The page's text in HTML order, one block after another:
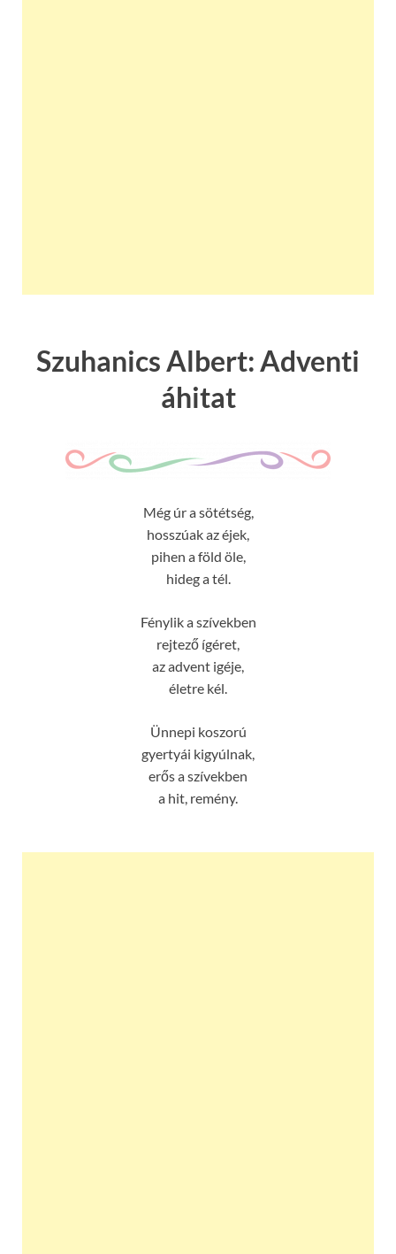
Szuhanics Albert: Adventi
áhitat
Még úr a sötétség,
hosszúak az éjek,
pihen a föld öle,
hideg a tél.
Fénylik a szívekben
rejtező ígéret,
az advent igéje,
életre kél.
Ünnepi koszorú
gyertyái kigyúlnak,
erős a szívekben
a hit, remény.